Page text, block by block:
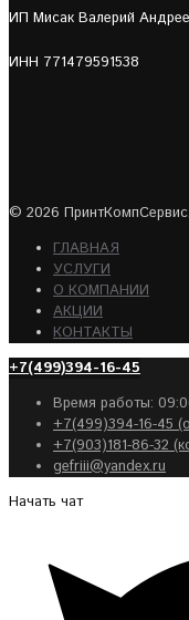
ИП Мисак Валерий
ИНН 771479591538
© 2026 ПринтКомпСервис.
ГЛАВНАЯ
УСЛУГИ
О КОМПАНИИ
АКЦИИ
КОНТАКТЫ
+7(499)394-16-45
Время работы:
+7(499)394-16-45
+7(903)181-86-32
gefriii@yandex.ru
Начать чат